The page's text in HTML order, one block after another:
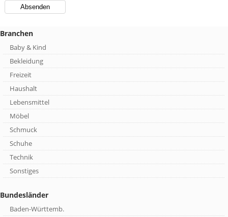
Branchen
Baby & Kind
Bekleidung
Freizeit
Haushalt
Lebensmittel
Möbel
Schmuck
Schuhe
Technik
Sonstiges
Bundesländer
Baden-Württemb.